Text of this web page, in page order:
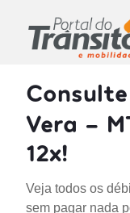
Consulte
Vera -
12x!
Veja todos os
sem pagar nada